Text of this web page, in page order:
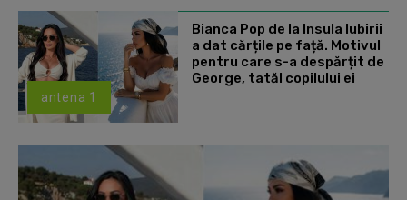
antena 1
Bianca Pop de la Insula Iubirii
a dat cărțile pe față. Motivul
pentru care s-a despărțit de
George, tatăl copilului ei